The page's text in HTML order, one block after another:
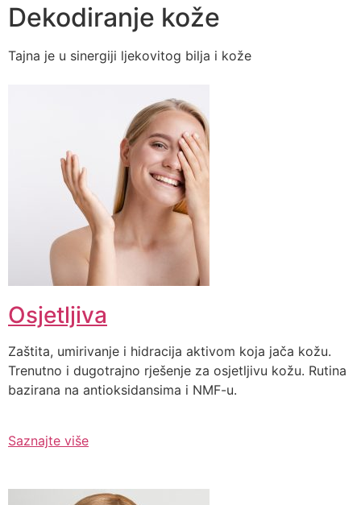
Dekodiranje kože
Tajna je u sinergiji ljekovitog bilja i kože
Osjetljiva
Zaštita, umirivanje i hidracija aktivom koja jača kožu.
Trenutno i dugotrajno rješenje za osjetljivu kožu. Rutina
bazirana na antioksidansima i NMF-u.
Saznajte više